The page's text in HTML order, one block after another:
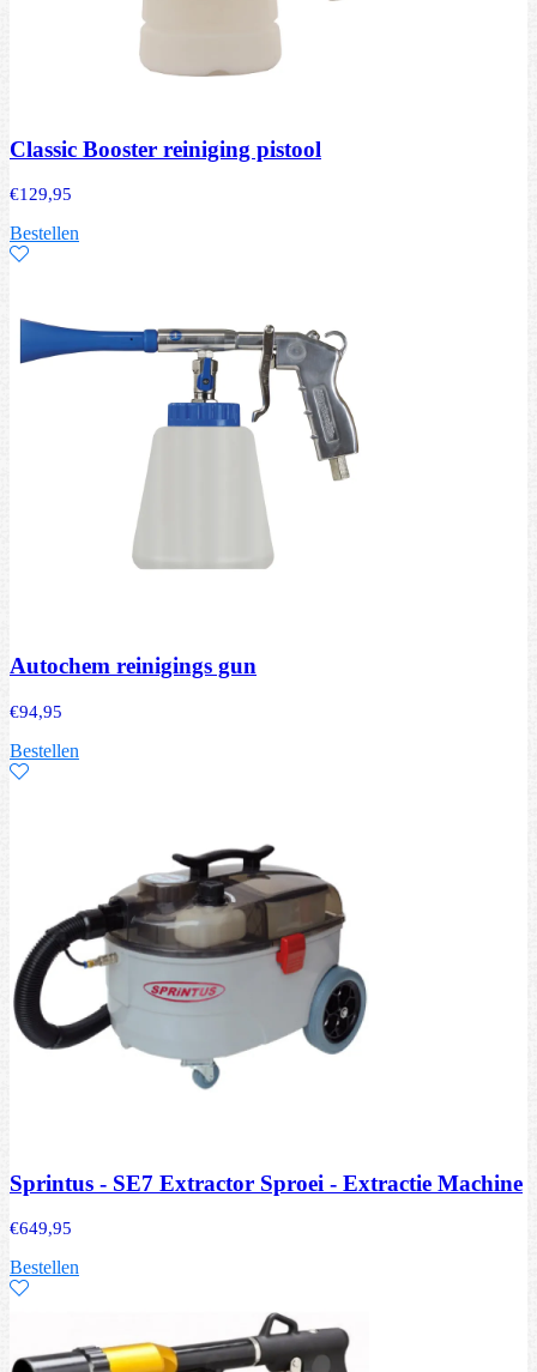
Classic Booster reiniging pistool
€129,95
Bestellen
Autochem reinigings gun
€94,95
Bestellen
Sprintus - SE7 Extractor Sproei - Extractie Machine
€649,95
Bestellen